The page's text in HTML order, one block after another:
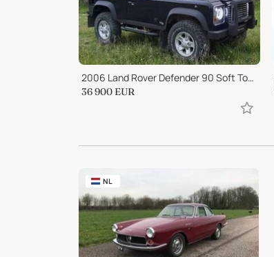
2006 Land Rover Defender 90 Soft Top Only 200 WorldWide
36 900 EUR
NL